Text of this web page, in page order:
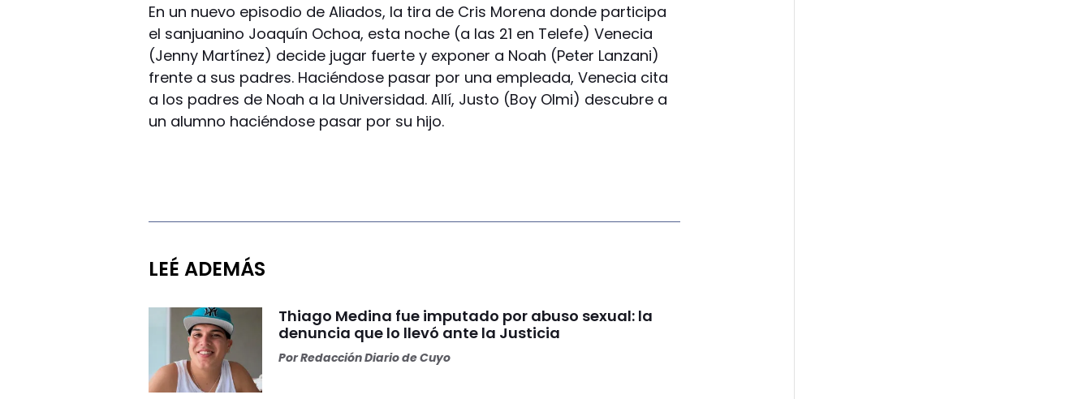
En un nuevo episodio de Aliados, la tira de Cris Morena donde participa
el sanjuanino Joaquín Ochoa, esta noche (a las 21 en Telefe) Venecia
(Jenny Martínez) decide jugar fuerte y exponer a Noah (Peter Lanzani)
frente a sus padres. Haciéndose pasar por una empleada, Venecia cita
a los padres de Noah a la Universidad. Allí, Justo (Boy Olmi) descubre a
un alumno haciéndose pasar por su hijo.
LEÉ ADEMÁS
Thiago Medina fue imputado por abuso sexual: la
denuncia que lo llevó ante la Justicia
PorRedacción Diario de Cuyo